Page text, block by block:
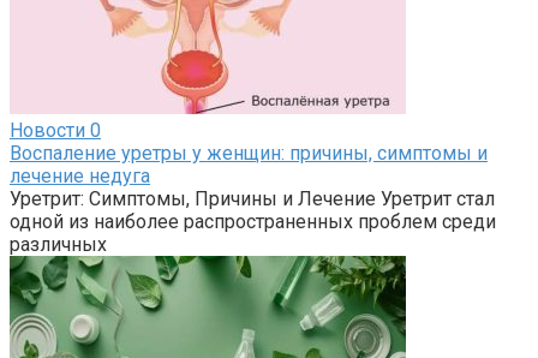
Новости 0
Воспаление уретры у женщин: причины, симптомы и
лечение недуга
Уретрит: Симптомы, Причины и Лечение Уретрит стал
одной из наиболее распространенных проблем среди
различных